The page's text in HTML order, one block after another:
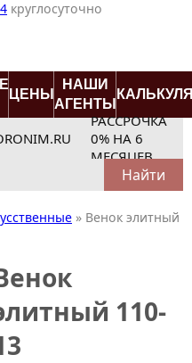
круглосуточно
ЦЕНЫ
НАШИ
АГЕНТЫ
РАССРОЧКА
0% НА 6
МЕСЯЦЕВ
» Венок элитный
110-